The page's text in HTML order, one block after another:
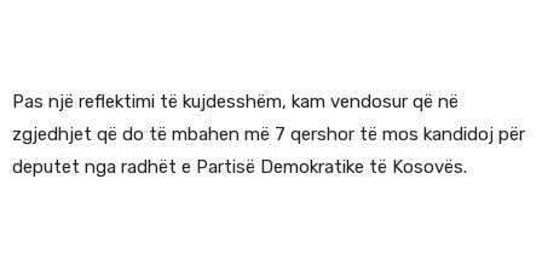
Pas një reflektimi të kujdesshëm, kam vendosur që në
zgjedhjet që do të mbahen më 7 qershor të mos kandidoj për
deputet nga radhët e Partisë Demokratike të Kosovës.